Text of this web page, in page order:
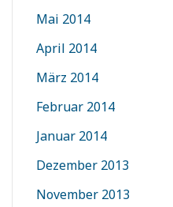
Mai 2014
April 2014
März 2014
Februar 2014
Januar 2014
Dezember 2013
November 2013